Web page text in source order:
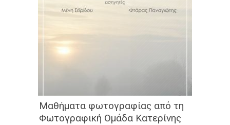
Μαθήματα φωτογραφίας από τη
Φωτογραφική Ομάδα Κατερίνης